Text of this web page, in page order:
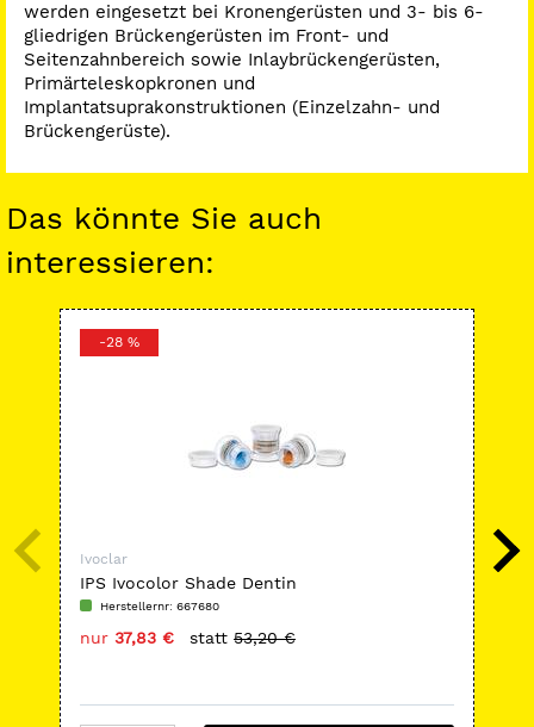
werden eingesetzt bei Kronengerüsten und 3- bis 6-
gliedrigen Brückengerüsten im Front- und
Seitenzahnbereich sowie Inlaybrückengerüsten,
Primärteleskopkronen und
Implantatsuprakonstruktionen (Einzelzahn- und
Brückengerüste).
Das könnte Sie auch
interessieren:
-28 %
Ivoclar
IPS Ivocolor Shade Dentin
Herstellernr: 667680
nur 37,83 € statt 53,20 €